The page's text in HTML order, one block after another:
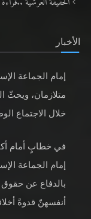
الأخبار
إمام الجماعة
متلازمان، ويحثّ
خلال الاجتماع
إمام الجماعة
بالدفاع عن حقوق
أنفسهنّ قدوةً